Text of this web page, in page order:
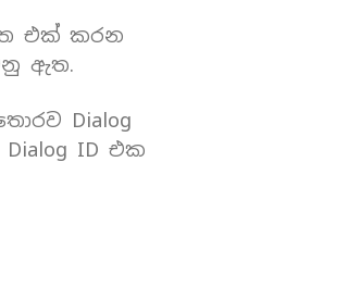
එක් කරන
ඇත.
Dialog
ID එක